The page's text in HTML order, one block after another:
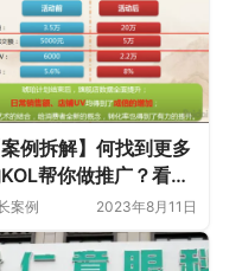
案例拆解】何找到更多
帮你做推广？看看
羚如何把淘宝客的日
额从5000元拉升到6
案例 2023年8月11日